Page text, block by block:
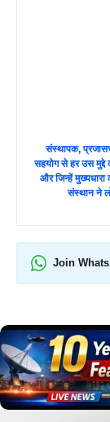
संस्थापक,
सहयोग से हर उस मुद्दे
और जिन्हें मुख्यधारा
संस्थान ने
Join